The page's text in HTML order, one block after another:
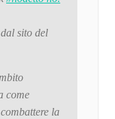
sito del
come
la